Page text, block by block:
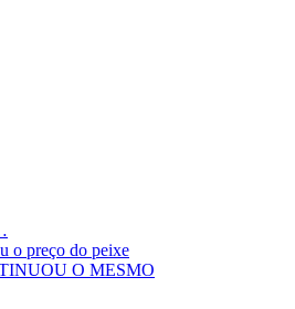
o preço do peixe
O MESMO